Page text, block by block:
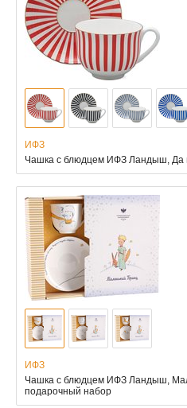
ИФЗ
Чашка с блюдцем ИФЗ Ландыш, Да
ИФЗ
Чашка с блюдцем ИФЗ Ландыш,
подарочный набор